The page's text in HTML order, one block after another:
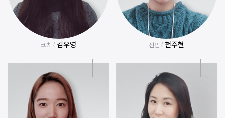
코치/ 김우영 선임/ 천주현